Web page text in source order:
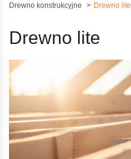
Drewno konstrukcyjne Drewno lite
Drewno lite